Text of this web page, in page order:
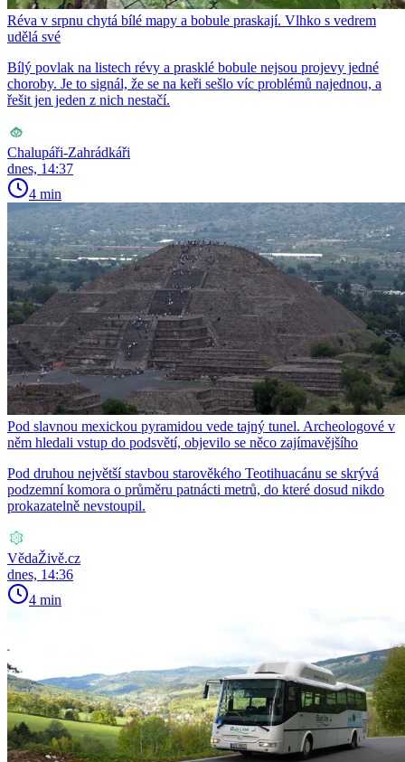
Réva v srpnu chytá bílé mapy a bobule praskají. Vlhko s vedrem
udělá své
Bílý povlak na listech révy a prasklé bobule nejsou projevy jedné
choroby. Je to signál, že se na keři sešlo víc problémů najednou, a
řešit jen jeden z nich nestačí.
Chalupáři-Zahrádkáři
dnes, 14:37
4 min
Pod slavnou mexickou pyramidou vede tajný tunel. Archeologové v
něm hledali vstup do podsvětí, objevilo se něco zajímavějšího
Pod druhou největší stavbou starověkého Teotihuacánu se skrývá
podzemní komora o průměru patnácti metrů, do které dosud nikdo
prokazatelně nevstoupil.
VědaŽivě.cz
dnes, 14:36
4 min